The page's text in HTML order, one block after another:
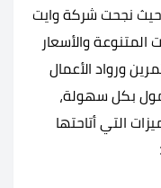
حيث نجحت شركة وايت
المتنوعة والأسعار
ورواد الأعمال
بكل سهولة،
التي أتاحتها